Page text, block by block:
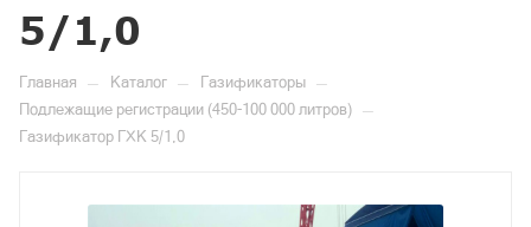
5/1,0
Главная — Каталог — Газификаторы —
Подлежащие регистрации (450-100 000 литров) —
Газификатор ГХК 5/1,0